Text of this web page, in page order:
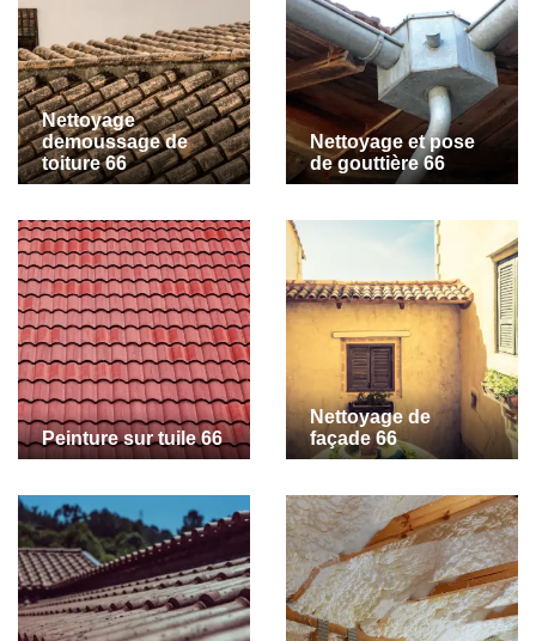
Nettoyage
demoussage de
toiture 66
Nettoyage et pose
de gouttière 66
Peinture sur tuile 66
Nettoyage de
façade 66